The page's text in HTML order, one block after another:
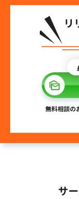
リ
無料相談の
サ